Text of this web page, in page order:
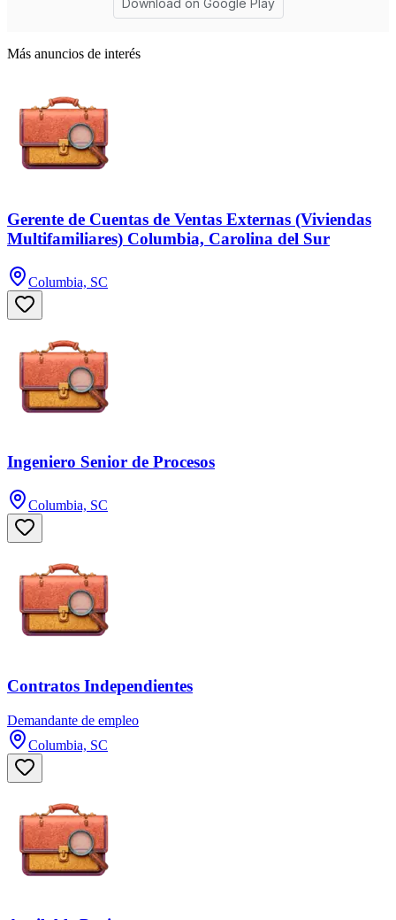
Más anuncios de interés
Gerente de Cuentas de Ventas Externas (Viviendas
Multifamiliares) Columbia, Carolina del Sur
Columbia, SC
Ingeniero Senior de Procesos
Columbia, SC
Contratos Independientes
Demandante de empleo
Columbia, SC